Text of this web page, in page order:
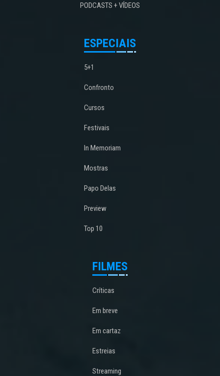
PODCASTS + VÍDEOS
ESPECIAIS
5+1
Confronto
Cursos
Festivais
In Memoriam
Mostras
Papo Delas
Preview
Top 10
FILMES
Críticas
Em breve
Em cartaz
Estreias
Streaming